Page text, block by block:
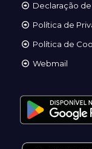
Declaração
Política de
Política de
Webmail